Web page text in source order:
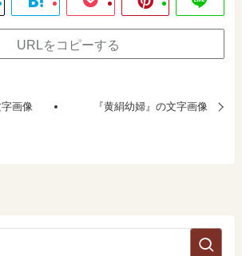
URLをコピーする
字画像 『黄絹幼婦』の文字画像